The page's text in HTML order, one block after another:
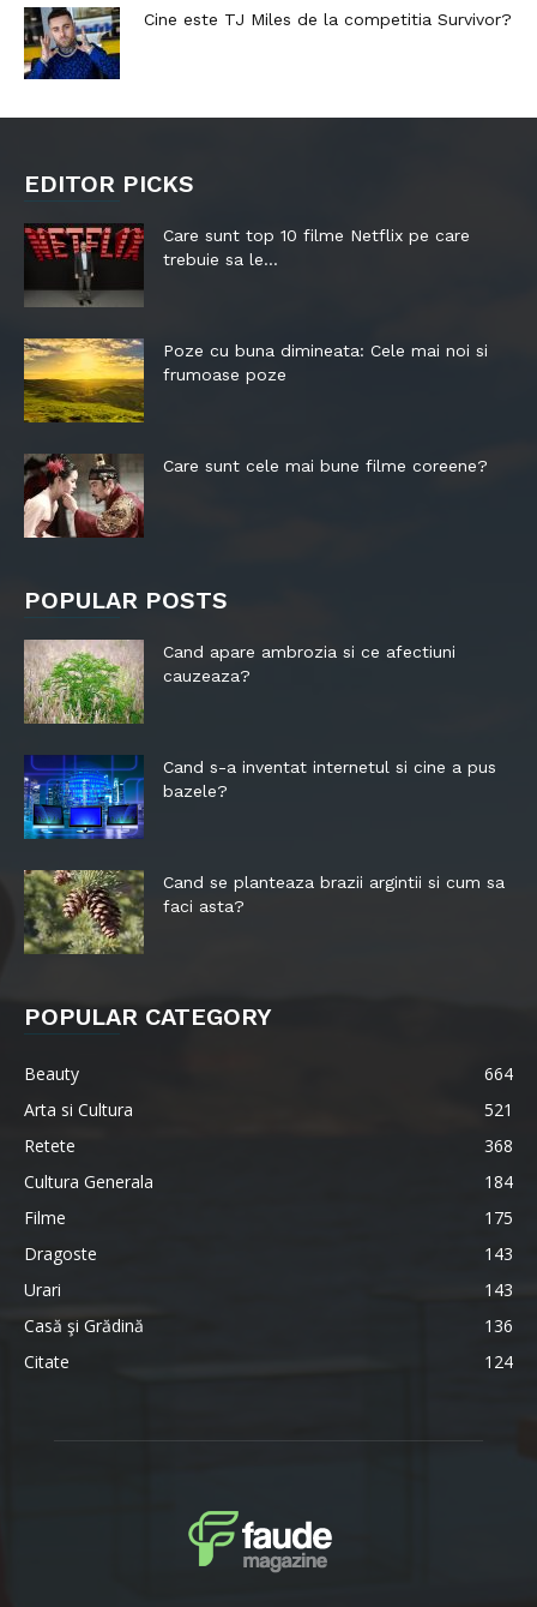
Cine este TJ Miles de la competitia Survivor?
EDITOR PICKS
Care sunt top 10 filme Netflix pe care
trebuie sa le...
Poze cu buna dimineata: Cele mai noi si
frumoase poze
Care sunt cele mai bune filme coreene?
POPULAR POSTS
Cand apare ambrozia si ce afectiuni
cauzeaza?
Cand s-a inventat internetul si cine a pus
bazele?
Cand se planteaza brazii argintii si cum sa
faci asta?
POPULAR CATEGORY
Beauty
664
Arta si Cultura
521
Retete
368
Cultura Generala
184
Filme
175
Dragoste
143
Urari
143
Casă şi Grădină
136
Citate
124